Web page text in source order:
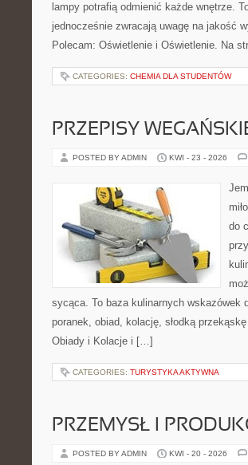
lampy potrafią odmienić każde wnętrze.
jednocześnie zwracają uwagę na jakość
Polecam: Oświetlenie i Oświetlenie. Na
CATEGORIES: CHEMIA DLA STUDENTÓW
PRZEPISY
POSTED BY ADMIN KWI - 23 - 2026
do
sycąca. To baza kulinarnych wskazówek
poranek, obiad, kolację, słodką
Obiady i Kolacje i […]
CATEGORIES: TURYSTYKA AKTYWNA
PRZEMYSŁ I
POSTED BY ADMIN KWI - 20 - 2026